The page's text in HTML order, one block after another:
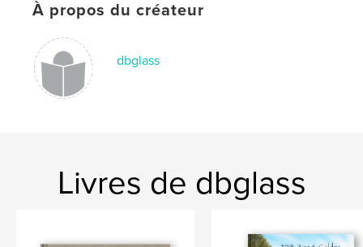
À propos du créateur
dbglass
Livres de dbglass